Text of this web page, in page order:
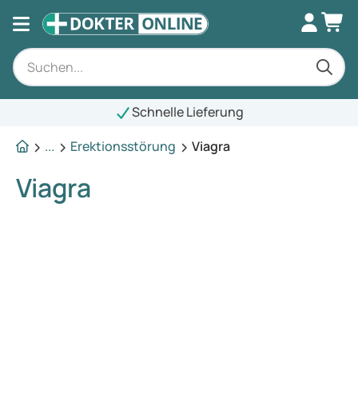
Schnelle Lieferung
...
Erektionsstörung Viagra
Viagra